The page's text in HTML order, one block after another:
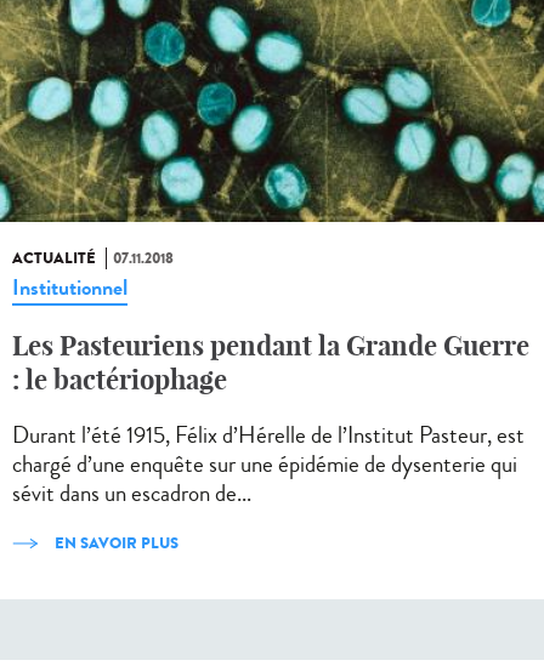
ACTUALITÉ 07.11.2018
Institutionnel
Les Pasteuriens pendant la Grande Guerre
: le bactériophage
Durant l’été 1915, Félix d’Hérelle de l’Institut Pasteur, est
chargé d’une enquête sur une épidémie de dysenterie qui
sévit dans un escadron de...
EN SAVOIR PLUS